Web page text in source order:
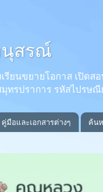
นุสรณ์
รียนขยายโอกาส เปิ
มุทรปราการ รหัสไปรษ
คู่มือและเอกสารต่างๆ ค้น